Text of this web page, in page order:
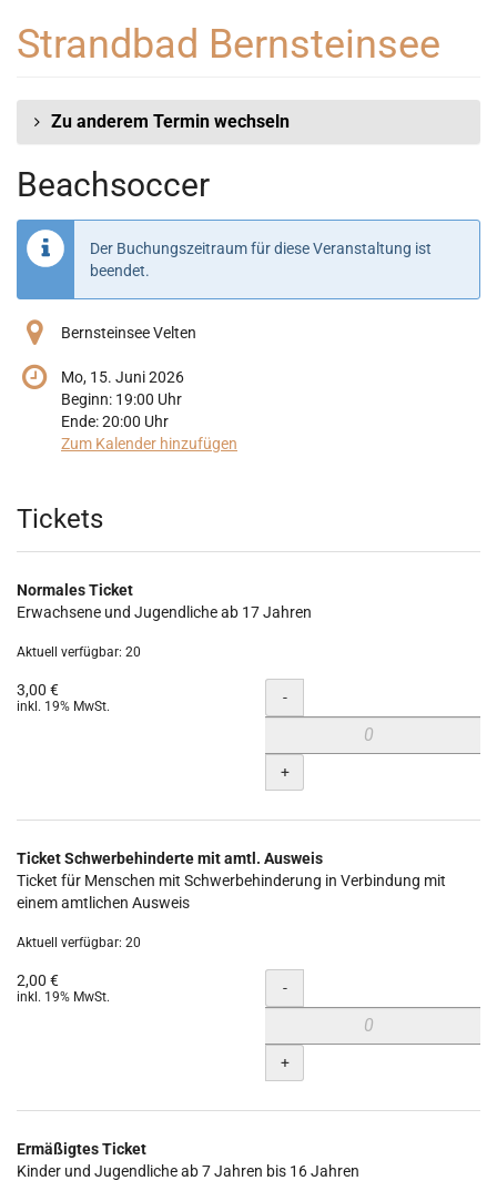
Haupt-
Strandbad Bernsteinsee
Zu anderem Termin wechseln
Beachsoccer
Der Buchungszeitraum für diese Veranstaltung ist
beendet.
Bernsteinsee Velten
Mo, 15. Juni 2026
Beginn: 19:00 Uhr
Ende:20:00 Uhr
Zum Kalender hinzufügen
Produkte
Tickets
Normales Ticket
Erwachsene und Jugendliche ab 17 Jahren
Aktuell verfügbar: 20
3,00 €
inkl. 19% MwSt. Menge
-
+
Ticket Schwerbehinderte mit amtl. Ausweis
Ticket für Menschen mit Schwerbehinderung in Verbindung mit
einem amtlichen Ausweis
Aktuell verfügbar: 20
2,00 €
inkl. 19% MwSt. Menge
-
+
Ermäßigtes Ticket
Kinder und Jugendliche ab 7 Jahren bis 16 Jahren